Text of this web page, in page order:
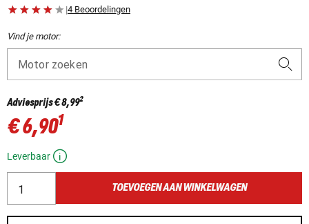
|4 Beoordelingen
Vind je motor:
Motor zoeken
Adviesprijs€ 8,992
€ 6,901
Leverbaar
TOEVOEGEN AAN WINKELWAGEN